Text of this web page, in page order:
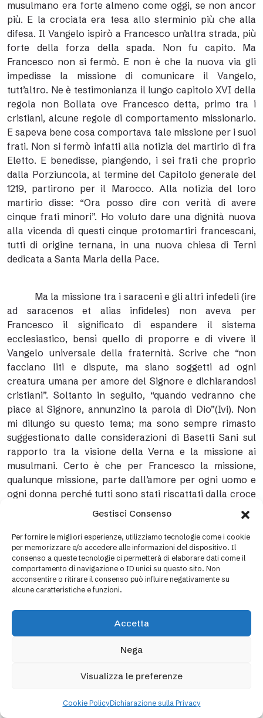
Gestisci Consenso
Per fornire le migliori esperienze, utilizziamo tecnologie come i cookie
per memorizzare e/o accedere alle informazioni del dispositivo. Il
consenso a queste tecnologie ci permetterà di elaborare dati come il
comportamento di navigazione o ID unici su questo sito. Non
acconsentire o ritirare il consenso può influire negativamente su
alcune caratteristiche e funzioni.
Accetta
Nega
Visualizza le preferenze
Cookie PolicyDichiarazione sulla Privacy
musulmano era forte almeno come oggi, se non ancor
più. E la crociata era tesa allo sterminio più che alla
difesa. Il Vangelo ispirò a Francesco un’altra strada, più
forte della forza della spada. Non fu capito. Ma
Francesco non si fermò. E non è che la nuova via gli
impedisse la missione di comunicare il Vangelo,
tutt’altro. Ne è testimonianza il lungo capitolo XVI della
regola non Bollata ove Francesco detta, primo tra i
cristiani, alcune regole di comportamento missionario.
E sapeva bene cosa comportava tale missione per i suoi
frati. Non si fermò infatti alla notizia del martirio di fra
Eletto. E benedisse, piangendo, i sei frati che proprio
dalla Porziuncola, al termine del Capitolo generale del
1219, partirono per il Marocco. Alla notizia del loro
martirio disse: “Ora posso dire con verità di avere
cinque frati minori”. Ho voluto dare una dignità nuova
alla vicenda di questi cinque protomartiri francescani,
tutti di origine ternana, in una nuova chiesa di Terni
dedicata a Santa Maria della Pace.
Ma la missione tra i saraceni e gli altri infedeli (ire
ad saracenos et alias infideles) non aveva per
Francesco il significato di espandere il sistema
ecclesiastico, bensì quello di proporre e di vivere il
Vangelo universale della fraternità. Scrive che “non
facciano liti e dispute, ma siano soggetti ad ogni
creatura umana per amore del Signore e dichiarandosi
cristiani”. Soltanto in seguito, “quando vedranno che
piace al Signore, annunzino la parola di Dio”(Ivi). Non
mi dilungo su questo tema; ma sono sempre rimasto
suggestionato dalle considerazioni di Basetti Sani sul
rapporto tra la visione della Verna e la missione ai
musulmani. Certo è che per Francesco la missione,
qualunque missione, parte dall’amore per ogni uomo e
ogni donna perché tutti sono stati riscattati dalla croce
del Signore. Questa fraternità non sarebbe piena se
non si dirigesse anche verso tutte le creature. Il
rapporto di Francesco con la natura, con il fuoco, con
gli uccelli, con gli animali, non è un rapporto di
possesso ma di convivenza e di fraternità. Tutto ciò non
nasce da una sorta di romanticismo. Si radica in una
povertà vissuta come forma di vita e atteggiamento di
creazione. Per Francesco, la povertà che viene dal
Vangelo sfocia in una immensa libertà e nel godimento
disinteressato di tutte le cose. E questa è la pace.
questione etica, ma ad un atteggiamento